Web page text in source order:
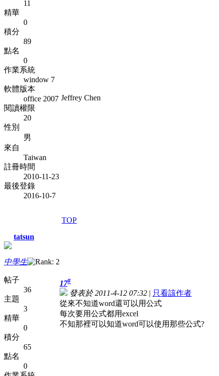
11
精華
0
積分
89
點名
0
作業系統
window 7
軟體版本
office 2007
閱讀權限
20
性別
男
來自
Taiwan
註冊時間
2010-11-23
最後登錄
2016-10-7
Jeffrey Chen
TOP
tatsun
中學生
帖子
36
主題
3
精華
0
積分
65
點名
0
17#
發表於 2011-4-12 07:32 | 只看該作者
從來不知道word還可以用公式
每次要用公式都用excel
不知那裡可以知道word可以使用那些公式?